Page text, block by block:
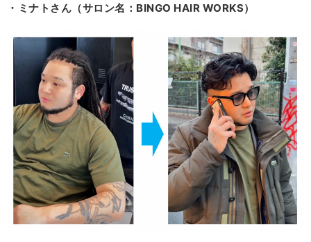
・ミナトさん（サロン名：BINGO HAIR WORKS）